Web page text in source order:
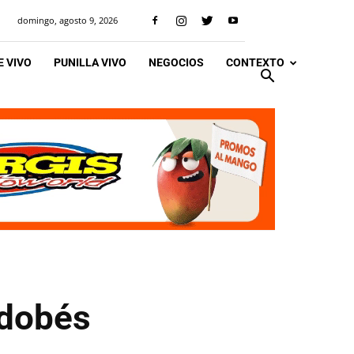
domingo, agosto 9, 2026
VIVO PUNILLA VIVO NEGOCIOS CONTEXTO